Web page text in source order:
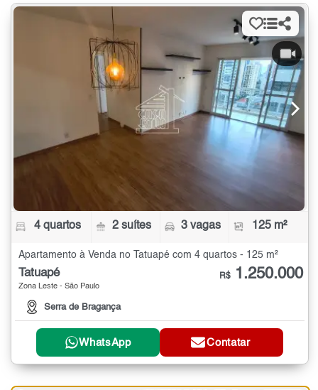
4 quartos 2 suítes 3 vagas 125 m²
Apartamento à Venda no Tatuapé com 4 quartos - 125 m²
Tatuapé
Zona Leste - São Paulo
Serra de Bragança
R$ 1.250.000
WhatsApp Contatar